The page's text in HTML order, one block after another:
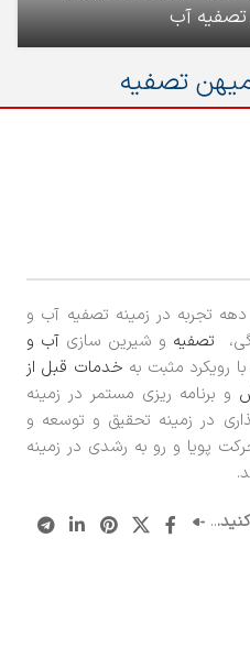
تصفیه آب
تصفیه
تجربه در زمینه تصفیه آب و
تصفیه و شیرین سازی آب و
با رویکرد مثبت به خدمات قبل از
و برنامه ریزی مستمر در زمینه
در زمینه تحقیق و توسعه و
پویا و رو به رشدی در زمینه
..